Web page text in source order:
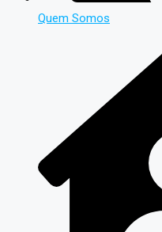
Quem Somos